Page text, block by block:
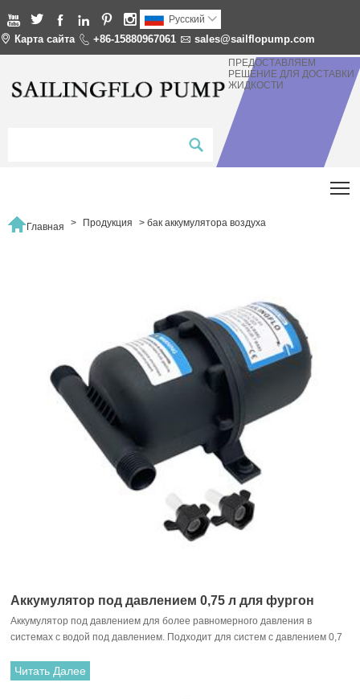
      Pусский 
 Карта сайта  +86-15880967061  sales@sailflopump.com
ПРЕДОСТАВЛЯЕМ
РЕШЕНИЕ ДЛЯ ДОСТАВКИ
ЖИДКОСТИ
Главная > Продукция >бак аккумулятора воздуха
Аккумулятор под давлением 0,75 л для фургон
Аккумулятор под давлением для более равномерного давления в
системах с водой под давлением. Подходит для систем с давлением 0,7
старых систем с прочными защелкивающимися фитингами.
Читать Далее